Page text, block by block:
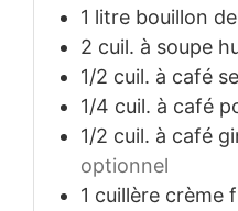
1 litre bouillon
2 cuil. à soupe
1/2 cuil. à café
1/4 cuil. à café
1/2 cuil. à café
optionnel
1 cuillère crème